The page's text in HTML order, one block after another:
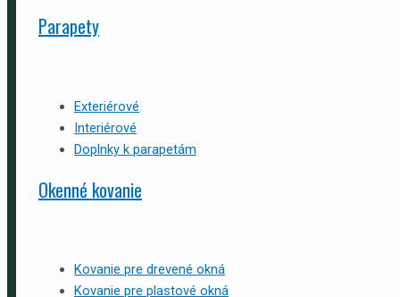
Parapety
Exteriérové
Interiérové
Doplnky k parapetám
Okenné kovanie
Kovanie pre drevené okná
Kovanie pre plastové okná